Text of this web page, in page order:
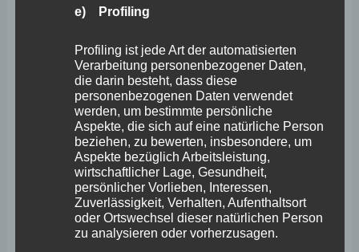
Zurück zu 2G für Gastronomie
und AHA-Regeln für den
Einzelhandel!
Stephan Wefelscheid
e) Profiling
Profiling ist jede Art der automatisierten
Verarbeitung personenbezogener Daten,
die darin besteht, dass diese
personenbezogenen Daten verwendet
werden, um bestimmte persönliche
Aspekte, die sich auf eine natürliche Person
beziehen, zu bewerten, insbesondere, um
Aspekte bezüglich Arbeitsleistung,
wirtschaftlicher Lage, Gesundheit,
persönlicher Vorlieben, Interessen,
Zuverlässigkeit, Verhalten, Aufenthaltsort
oder Ortswechsel dieser natürlichen Person
zu analysieren oder vorherzusagen.